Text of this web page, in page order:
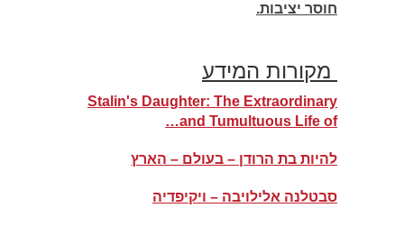
חוסר יציבות.
מקורות המידע
Stalin's Daughter: The Extraordinary
and Tumultuous Life of…
להיות בת הרודן – בעולם – הארץ
סבטלנה אלילויבה – ויקיפדיה